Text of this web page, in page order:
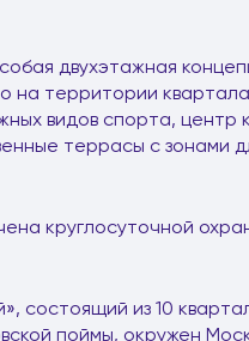
двухэтажная
на территории
видов спорта, центр
террасы с зонами
круглосуточной
состоящий из 10
поймы, окружен